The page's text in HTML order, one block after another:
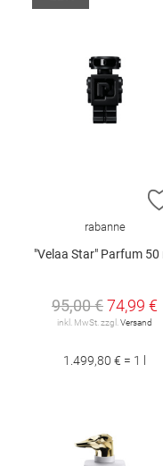
rabanne
"Velaa Star" Parfum 50
95,00 €74,99 €
inkl. MwSt. zzgl.Versand
1.499,80 € = 1 l